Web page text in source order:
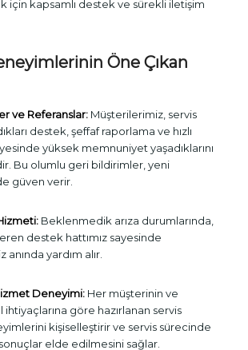
için kapsamlı destek ve sürekli iletişim
Öne Çıkan
ve Referanslar:Müşterilerimiz, servis
destek, şeffaf raporlama ve hızlı
yüksek memnuniyet yaşadıklarını
Bu olumlu geri bildirimler, yeni
güven verir.
Beklenmedik arıza durumlarında,
destek hattımız sayesinde
yardım alır.
Deneyimi:Her müşterinin ve
ihtiyaçlarına göre hazırlanan servis
kişiselleştirir ve servis sürecinde
elde edilmesini sağlar.